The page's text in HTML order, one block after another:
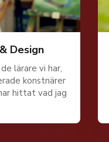
Design
lärare vi har,
konstnärer
hittat vad jag